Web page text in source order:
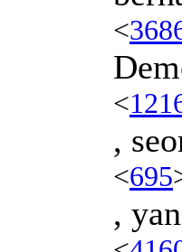
<
<
,
<695
,